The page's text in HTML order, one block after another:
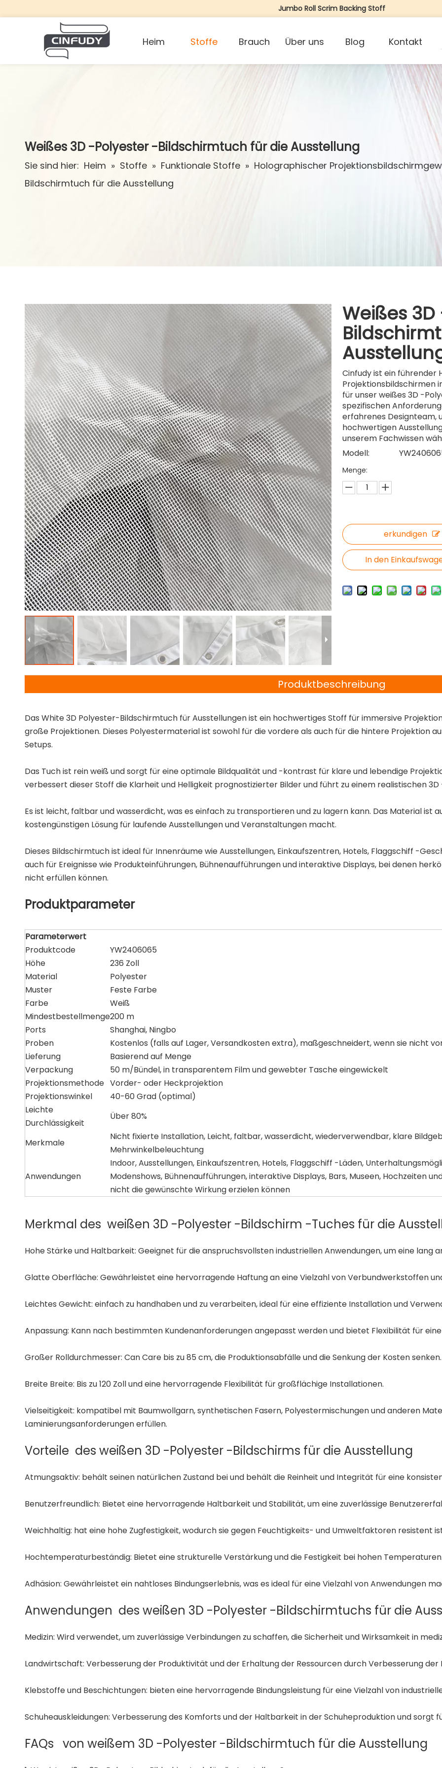
Jumbo Roll Scrim Backing Stoff
Heim Stoffe Brauch Über uns Blog Kontakt
Weißes 3D -Polyester -Bildschirmtuch für die Ausstellung
Sie sind hier: Heim » Stoffe » Funktionale Stoffe » Holographischer
Bildschirmtuch für die Ausstellung
Weißes
Cinfudy ist ein führender
Projektionsbildschirmen
für unser weißes 3D -
spezifischen
erfahrenes Designteam,
hochwertigen
unserem Fachwissen
Modell:
Menge:
erkundigen
In den
Produktbeschreibung
Das White 3D Polyester-Bildschirmtuch für Ausstellungen ist ein hochwertiges Stoff für immersive
große Projektionen. Dieses Polyestermaterial ist sowohl für die vordere als auch für die hintere Projektion
Setups.
Das Tuch ist rein weiß und sorgt für eine optimale Bildqualität und -kontrast für klare und lebendige
verbessert dieser Stoff die Klarheit und Helligkeit prognostizierter Bilder und führt zu einem realistischen
Es ist leicht, faltbar und wasserdicht, was es einfach zu transportieren und zu lagern kann. Das Material ist
kostengünstigen Lösung für laufende Ausstellungen und Veranstaltungen macht.
Dieses Bildschirmtuch ist ideal für Innenräume wie Ausstellungen, Einkaufszentren, Hotels, Flaggschiff -
auch für Ereignisse wie Produkteinführungen, Bühnenaufführungen und interaktive Displays, bei denen
nicht erfüllen können.
Produktparameter
Parameterwert
Produktcode
YW2406065
Höhe
236 Zoll
Material
Polyester
Muster
Feste Farbe
Farbe
Weiß
Mindestbestellmenge200 m
Ports
Shanghai, Ningbo
Proben
Kostenlos (falls auf Lager, Versandkosten extra), maßgeschneidert, wenn sie nicht
Lieferung
Basierend auf Menge
Verpackung
50 m/Bündel, in transparentem Film und gewebter Tasche eingewickelt
Projektionsmethode Vorder- oder Heckprojektion
Projektionswinkel
40-60 Grad (optimal)
Leichte
Durchlässigkeit
Über 80%
Merkmale
Nicht fixierte Installation, Leicht, faltbar, wasserdicht, wiederverwendbar, klare
Mehrwinkelbeleuchtung
Anwendungen
Indoor, Ausstellungen, Einkaufszentren, Hotels, Flaggschiff -Läden,
Modenshows, Bühnenaufführungen, interaktive Displays, Bars, Museen, Hochzeiten
nicht die gewünschte Wirkung erzielen können
Merkmal des weißen 3D -Polyester -Bildschirm -Tuches für die
Hohe Stärke und Haltbarkeit: Geeignet für die anspruchsvollsten industriellen Anwendungen, um eine lang
Glatte Oberfläche: Gewährleistet eine hervorragende Haftung an eine Vielzahl von Verbundwerkstoffen
Leichtes Gewicht: einfach zu handhaben und zu verarbeiten, ideal für eine effiziente Installation und
Anpassung: Kann nach bestimmten Kundenanforderungen angepasst werden und bietet Flexibilität für
Großer Rolldurchmesser: Can Care bis zu 85 cm, die Produktionsabfälle und die Senkung der Kosten senken.
Breite Breite: Bis zu 120 Zoll und eine hervorragende Flexibilität für großflächige Installationen.
Vielseitigkeit: kompatibel mit Baumwollgarn, synthetischen Fasern, Polyestermischungen und anderen
Laminierungsanforderungen erfüllen.
Vorteile des weißen 3D -Polyester -Bildschirms für die Ausstellung
Atmungsaktiv: behält seinen natürlichen Zustand bei und behält die Reinheit und Integrität für eine
Benutzerfreundlich: Bietet eine hervorragende Haltbarkeit und Stabilität, um eine zuverlässige
Weichhaltig: hat eine hohe Zugfestigkeit, wodurch sie gegen Feuchtigkeits- und Umweltfaktoren resistent
Hochtemperaturbeständig: Bietet eine strukturelle Verstärkung und die Festigkeit bei hohen
Adhäsion: Gewährleistet ein nahtloses Bindungserlebnis, was es ideal für eine Vielzahl von Anwendungen
Anwendungen des weißen 3D -Polyester -Bildschirmtuchs für die
Medizin: Wird verwendet, um zuverlässige Verbindungen zu schaffen, die Sicherheit und Wirksamkeit in
Landwirtschaft: Verbesserung der Produktivität und der Erhaltung der Ressourcen durch Verbesserung
Klebstoffe und Beschichtungen: bieten eine hervorragende Bindungsleistung für eine Vielzahl von
Schuheauskleidungen: Verbesserung des Komforts und der Haltbarkeit in der Schuheproduktion und sorgt
FAQs von weißem 3D -Polyester -Bildschirmtuch für die Ausstellung